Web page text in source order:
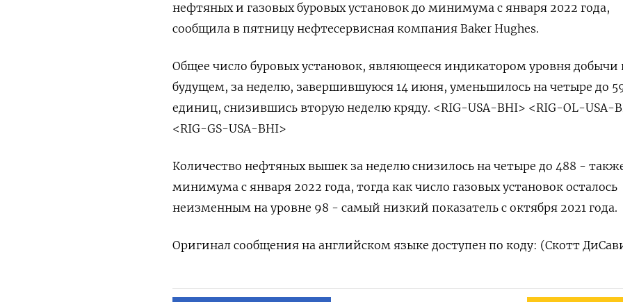
нефтяных и газовых буровых установок до минимума с января 2022 года,
сообщила в пятницу нефтесервисная компания Baker Hughes.
Общее число буровых установок, являющееся индикатором уровня добычи
будущем, за неделю, завершившуюся 14 июня, уменьшилось на четыре до
единиц, снизившись вторую неделю кряду. <RIG-USA-BHI> <RIG-OL-USA-
<RIG-GS-USA-BHI>
Количество нефтяных вышек за неделю снизилось на четыре до 488 -
минимума с января 2022 года, тогда как число газовых установок осталось
неизменным на уровне 98 - самый низкий показатель с октября 2021 года.
Оригинал сообщения на английском языке доступен по коду: (Скотт